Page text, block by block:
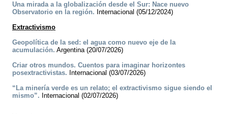
Una mirada a la globalización desde el Sur: Nace nuevo
Observatorio en la región. Internacional (05/12/2024)
Extractivismo
Geopolítica de la sed: el agua como nuevo eje de la
acumulación. Argentina (20/07/2026)
Criar otros mundos. Cuentos para imaginar horizontes
posextractivistas. Internacional (03/07/2026)
“La minería verde es un relato; el extractivismo sigue siendo el
mismo”. Internacional (02/07/2026)